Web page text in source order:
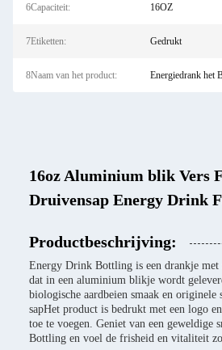
6Capaciteit: 16OZ
7Etiketten: Gedrukt
8Naam van het product: Energiedrank het
16oz Aluminium blik Vers
Druivensap Energy Drink
Productbeschrijving:
Energy Drink Bottling is een drankje met
dat in een aluminium blikje wordt
biologische aardbeien smaak en originele
sapHet product is bedrukt met een logo
toe te voegen. Geniet van een geweldige
Bottling en voel de frisheid en vitaliteit